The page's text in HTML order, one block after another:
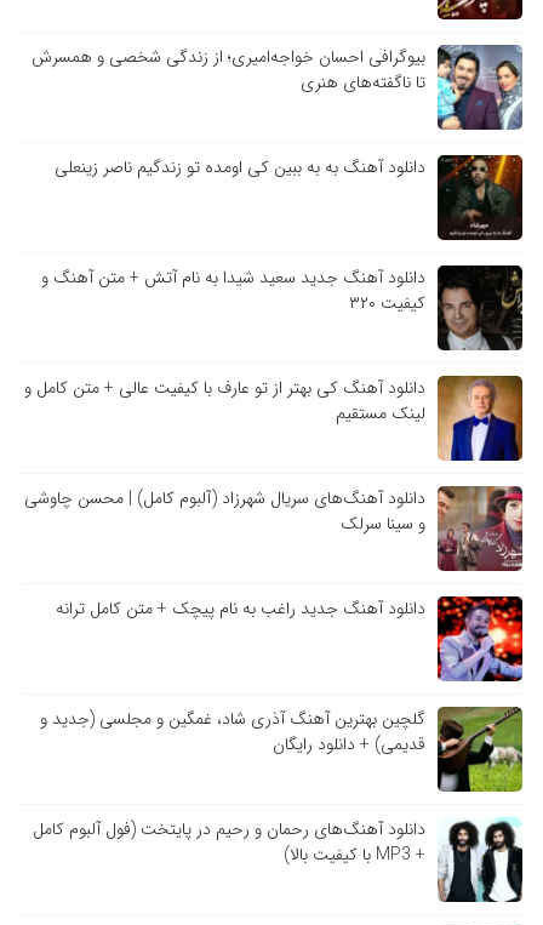
بیوگرافی احسان خواجه‌امیری؛ از زندگی شخصی و همسرش
تا ناگفته‌های هنری
دانلود آهنگ به به ببین کی اومده تو زندگیم ناصر زینعلی
دانلود آهنگ جدید سعید شیدا به نام آتش + متن آهنگ و
کیفیت ۳۲۰
دانلود آهنگ کی بهتر از تو عارف با کیفیت عالی + متن کامل و
لینک مستقیم
دانلود آهنگ‌های سریال شهرزاد (آلبوم کامل) | محسن چاوشی
و سینا سرلک
دانلود آهنگ جدید راغب به نام پیچک + متن کامل ترانه
گلچین بهترین آهنگ آذری شاد، غمگین و مجلسی (جدید و
قدیمی) + دانلود رایگان
دانلود آهنگ‌های رحمان و رحیم در پایتخت (فول آلبوم کامل
+ MP3 با کیفیت بالا)